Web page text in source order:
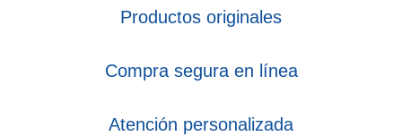
Productos originales
Compra segura en línea
Atención personalizada